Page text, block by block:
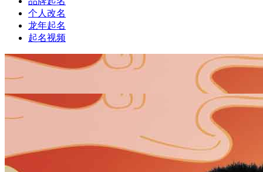
个人改名
龙年起名
起名视频